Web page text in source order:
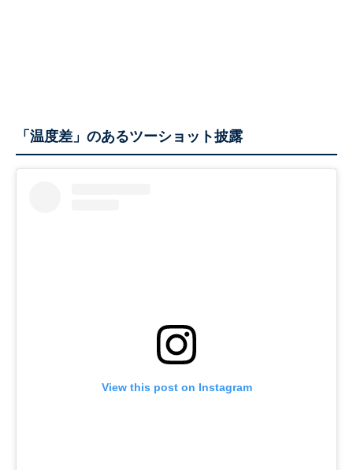
「温度差」のあるツーショット披露
View this post on Instagram